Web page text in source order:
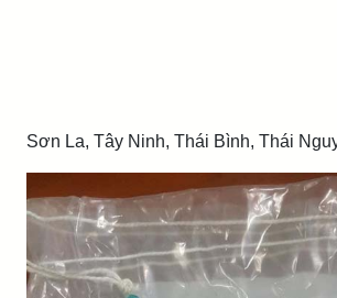
Sơn La, Tây Ninh, Thái Bình, Thái